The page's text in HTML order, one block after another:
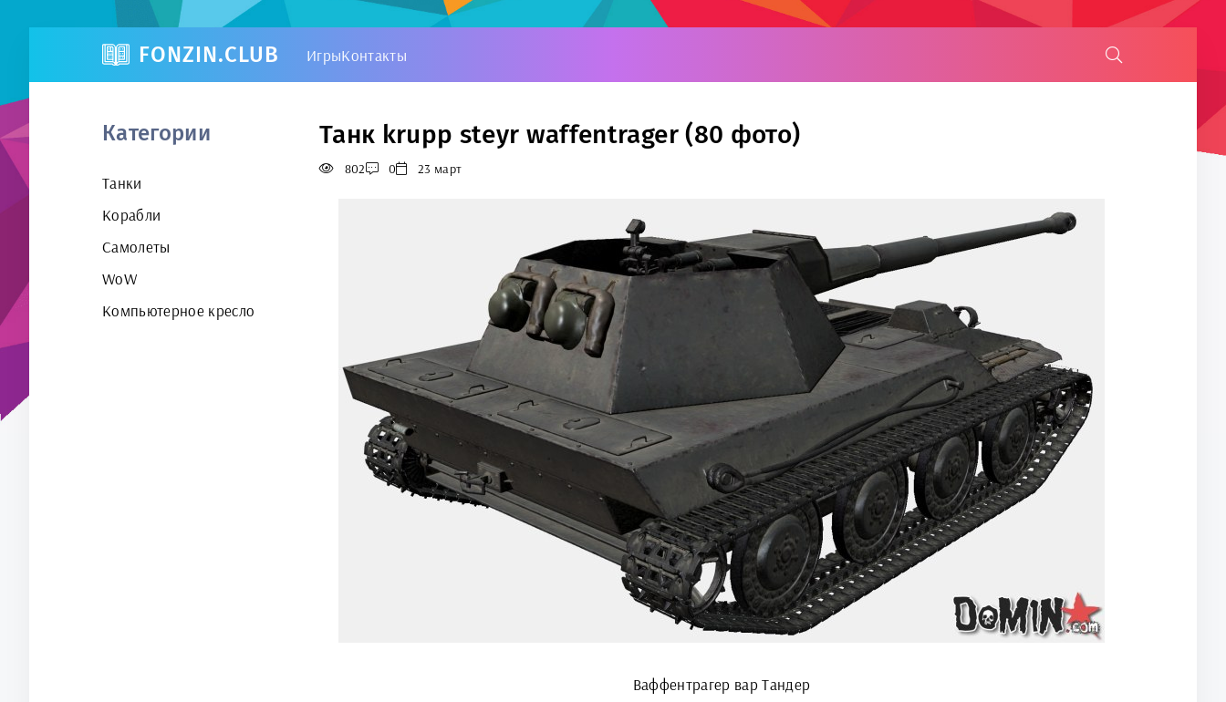
FONZIN.CLUB ИгрыКонтакты
Категории
Танки
Корабли
Самолеты
WoW
Компьютерное кресло
Танк krupp steyr waffentrager (80 фото)
802 0 23 март
Ваффентрагер вар Тандер